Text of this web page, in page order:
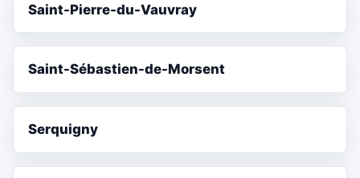
Saint-Pierre-du-Vauvray
Saint-Sébastien-de-Morsent
Serquigny